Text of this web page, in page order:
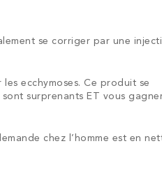
se corriger par une
ecchymoses. Ce produit se
surprenants ET vous
chez l’homme est en